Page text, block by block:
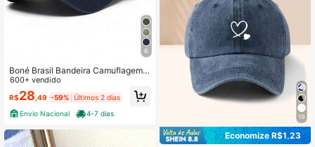
6
Boné Brasil Bandeira Camuflagem T
ático Militar Exército Masculino Pat
riota Preto Bege Azul Marinho Algo
dão Algodão
600+ vendido
R$28 ,49 -59% Últimos 2 dias
Envio Nacional
4-7 dias 19
Economize R$1,23